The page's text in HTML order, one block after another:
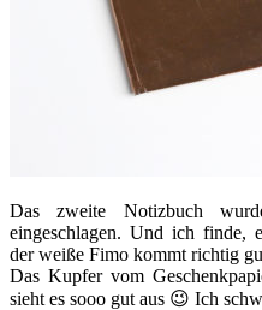
Das zweite Notizbuch
eingeschlagen. Und ich finde,
der weiße Fimo kommt richtig
Das Kupfer vom
sieht es sooo gut aus 😉 Ich